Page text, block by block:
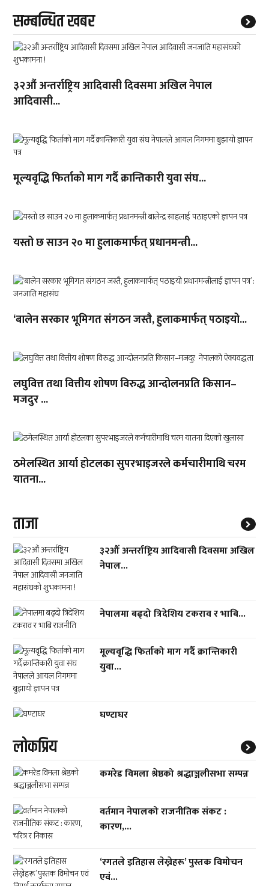
सम्बन्धित खबर
३२औं अन्तर्राष्ट्रिय आदिवासी दिवसमा अखिल नेपाल
आदिवासी...
मूल्यवृद्धि फिर्ताको माग गर्दै क्रान्तिकारी युवा संघ...
यस्तो छ साउन २० मा हुलाकमार्फत् प्रधानमन्त्री...
‘बालेन सरकार भूमिगत संगठन जस्तै, हुलाकमार्फत् पठाइयो...
लघुवित्त तथा वित्तीय शोषण विरुद्ध आन्दोलनप्रति किसान–
मजदुर ...
ठमेलस्थित आर्या होटलका सुपरभाइजरले कर्मचारीमाथि चरम
यातना...
ताजा
३२औं अन्तर्राष्ट्रिय आदिवासी दिवसमा अखिल
नेपाल...
नेपालमा बढ्दो त्रिदेशिय टकराव र भाबि...
मूल्यवृद्धि फिर्ताको माग गर्दै क्रान्तिकारी
युवा...
घण्टाघर
लाेकप्रिय
कमरेड विमला श्रेष्ठको श्रद्धाञ्जलीसभा सम्पन्न
वर्तमान नेपालको राजनीतिक संकट :
कारण,...
‘रगतले इतिहास लेख्नेहरू’ पुस्तक विमोचन
एवं...